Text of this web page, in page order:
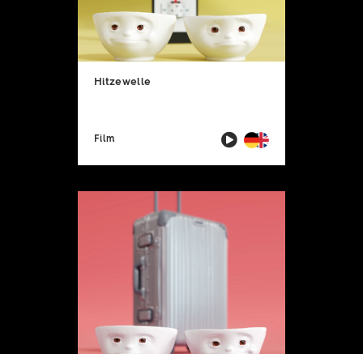
Hitzewelle
Film